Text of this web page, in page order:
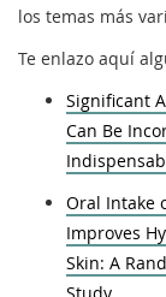
los temas más
Te enlazo aquí
Significant
Can Be
Oral Intake
Improves
Skin: A